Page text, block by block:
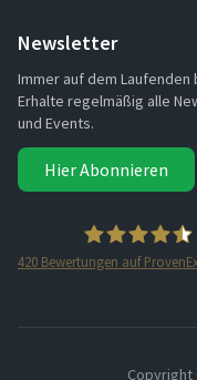
Newsletter
Immer auf dem Laufenden
Erhalte regelmäßig alle
und Events.
Hier Abonnieren
420 Bewertungen auf